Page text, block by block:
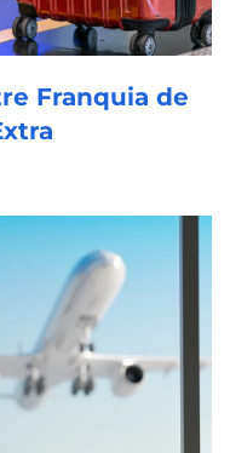
Franquia de